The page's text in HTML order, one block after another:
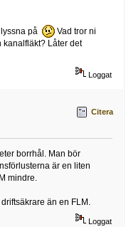
på
Vad tror ni
kanalfläkt? Låter det
Loggat
Citera
borrhål. Man bör
är en liten
mindre.
än en FLM.
Loggat